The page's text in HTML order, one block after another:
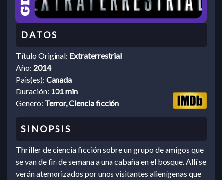
Título Original: Extraterrestrial
Año: 2014
Pais(es): Canada
Duración: 101 min
Genero: Terror, Ciencia ficción
Thriller de ciencia ficción sobre un grupo de amigos que
se van de fin de semana a una cabaña en el bosque. Allí se
verán atemorizados por unos visitantes alienígenas que